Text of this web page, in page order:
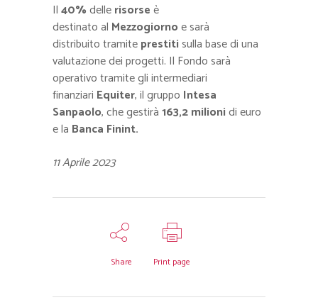
Il40%dellerisorseè
destinato al Mezzogiornoe sarà
distribuito tramiteprestitisulla base di una
valutazione dei progetti. Il Fondo sarà
operativo tramite gli intermediari
finanziari Equiter, il gruppo Intesa
Sanpaolo, che gestirà163,2 milionidi euro
e la Banca Finint.
11 Aprile 2023
Share Print page